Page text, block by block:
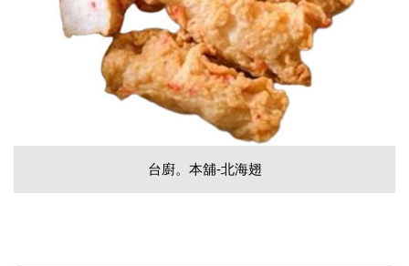
台廚。本舖-北海翅